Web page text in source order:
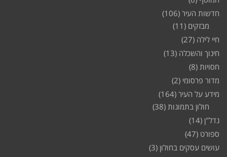
חדשות העיר (106)
מבזקים (11)
חיי לילה (27)
חינוך והשכלה (13)
חסויות (8)
מדור פרסומי (2)
מידע על העיר (164)
חולון בתמונות (38)
נדל"ן (14)
ספורט (47)
עושים עסקים בחולון (3)